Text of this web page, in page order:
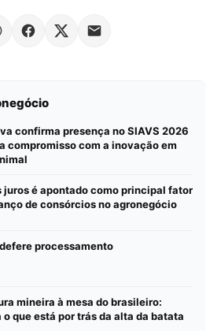
confirma presença no SIAVS 2026
compromisso com a inovação em
juros é apontado como principal fator
de consórcios no agronegócio
processamento
mineira à mesa do brasileiro:
o que está por trás da alta da batata